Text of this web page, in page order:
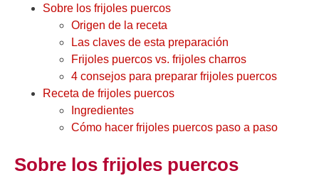
Sobre los frijoles puercos
Origen de la receta
Las claves de esta preparación
Frijoles puercos vs. frijoles charros
4 consejos para preparar frijoles puercos
Receta de frijoles puercos
Ingredientes
Cómo hacer frijoles puercos paso a paso
Sobre los frijoles puercos